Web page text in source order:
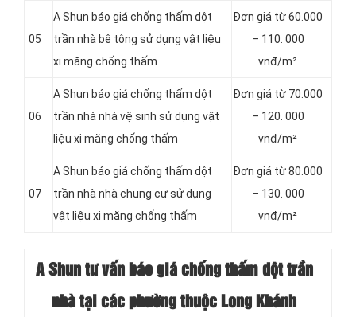
05
A Shun báo giá chống thấm dột
trần nhà bê tông sử dụng vật liệu
xi măng chống thấm
Đơn giá từ 60.000
– 110. 000
vnđ/m²
06
A Shun báo giá chống thấm dột
trần nhà nhà vệ sinh sử dụng vật
liệu xi măng chống thấm
Đơn giá từ 70.000
– 120. 000
vnđ/m²
07
A Shun báo giá chống thấm dột
trần nhà nhà chung cư sử dụng
vật liệu xi măng chống thấm
Đơn giá từ 80.000
– 130. 000
vnđ/m²
A Shun tư vấn báo giá chống thấm dột trần
nhà tại các phường thuộc Long Khánh